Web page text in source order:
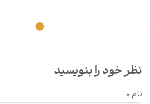
نظر خود را بنویسید
نام *